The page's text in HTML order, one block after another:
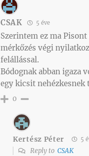
CSAK 5 éve
Szerintem ez ma
mérkőzés végi
felállással.
Bódognak abban igaza
egy kicsit
0
Kertész Péter 5
Reply to CSAK